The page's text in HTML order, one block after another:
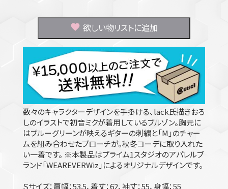
欲しい物リストに追加
数々のキャラクターデザインを手掛ける、lack氏描きおろ
しのイラストで初音ミクが着用しているブルゾン。胸元に
はブルーグリーンが映えるギターの刺繍と「M」のチャー
ムを組み合わせたブローチが。秋冬コーデに取り入れた
い一着です。 ※本製品はプライム1スタジオのアパレルブ
ランド「WEAREVERWiz」によるオリジナルデザインです。
Ｓサイズ：肩幅：53.5、着丈：62、袖丈：55、身幅：55